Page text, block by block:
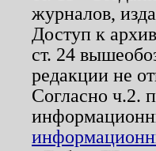
журналов,
Доступ к
ст. 24
редакции не
Согласно ч.2.